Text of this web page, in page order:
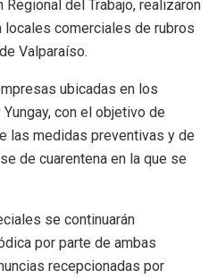
del Trabajo, realizaron
comerciales de rubros
Valparaíso.
ubicadas en los
con el objetivo de
las medidas preventivas y de
de cuarentena en la que se
se continuarán
por parte de ambas
recepcionadas por